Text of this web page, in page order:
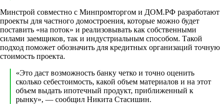
Минстрой совместно с Минпромторгом и ДОМ.РФ разработают
проекты для частного домостроения, которые можно будет
поставить «на поток» и реализовывать как собственными
силами заемщиков, так и индустриальным способом. Такой
подход поможет обозначить для кредитных организаций точную
стоимость проекта.
«Это даст возможность банку четко и точно оценить
сколько себестоимость, какой объем материалов и на этот
объем выдать ипотечный продукт, приближенный к
рынку», — сообщил Никита Стасишин.